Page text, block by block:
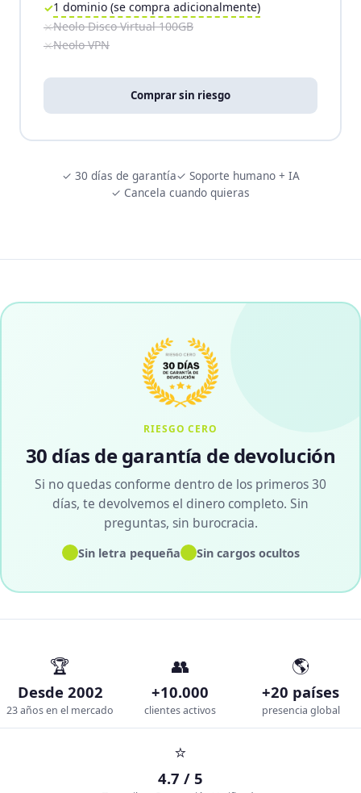
1 dominio (se compra adicionalmente)
Neolo Disco Virtual 100GB
Neolo VPN
Comprar sin riesgo
✓ 30 días de garantía✓ Soporte humano + IA
✓ Cancela cuando quieras
RIESGO CERO
30 días de garantía de devolución
Si no quedas conforme dentro de los primeros 30
días, te devolvemos el dinero completo. Sin
preguntas, sin burocracia.
✓Sin letra pequeña✓Sin cargos ocultos
🏆
Desde 2002
23 años en el mercado
👥
+10.000
clientes activos
🌎
+20 países
presencia global
⭐
4.7 / 5